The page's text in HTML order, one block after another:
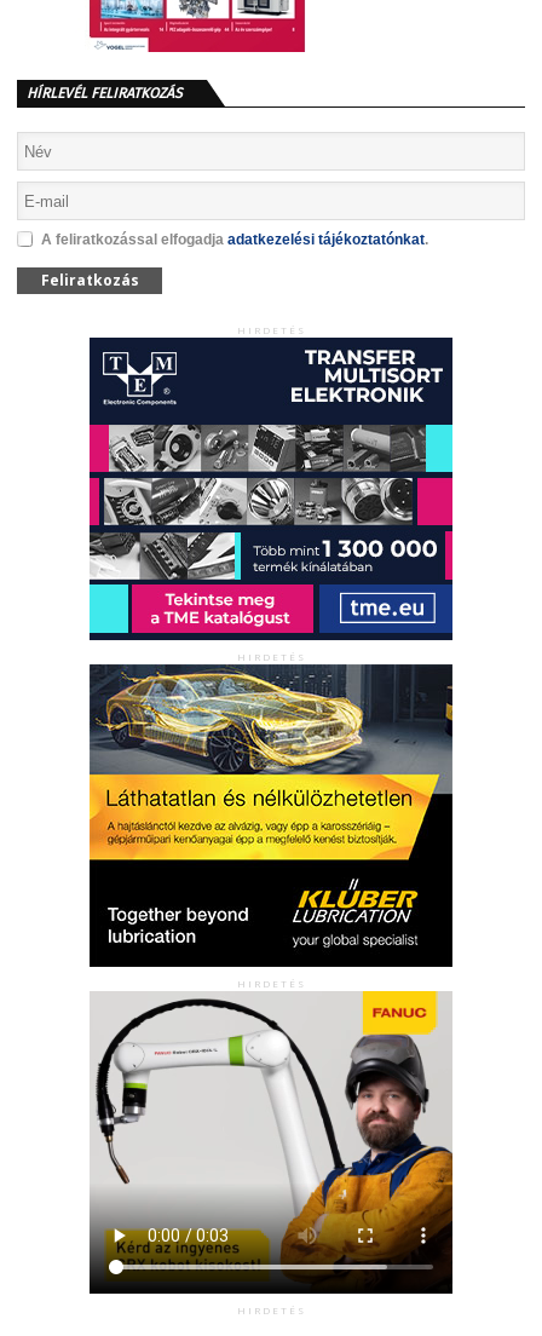
HÍRLEVÉL FELIRATKOZÁS
A feliratkozással elfogadja adatkezelési tájékoztatónkat.
Feliratkozás
HIRDETÉS
HIRDETÉS
HIRDETÉS
HIRDETÉS